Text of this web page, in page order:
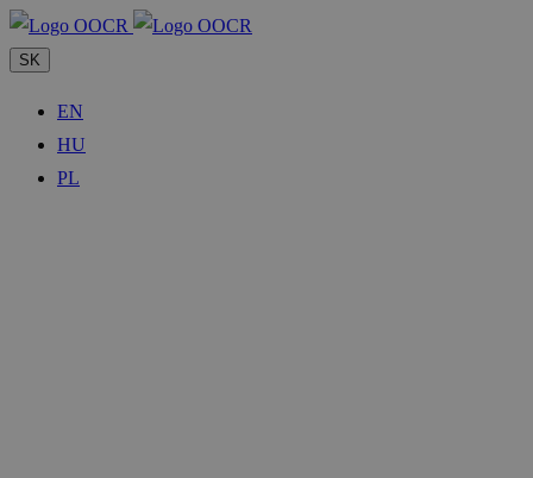
SK
EN
HU
PL